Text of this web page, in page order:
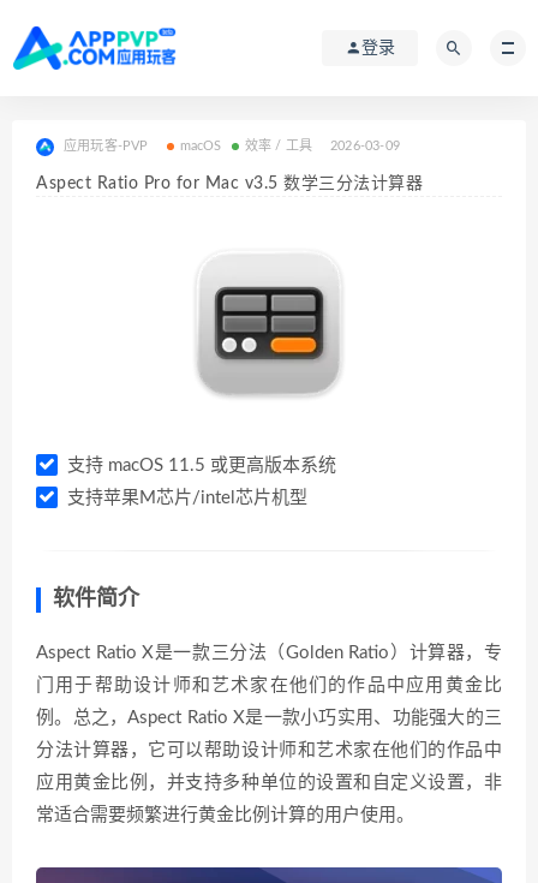
登录
应用玩客-PVP macOS 效率 / 工具 2026-03-09
Aspect Ratio Pro for Mac v3.5 数学三分法计算器
支持 macOS 11.5 或更高版本系统
支持苹果M芯片/intel芯片机型
软件简介
Aspect Ratio X是一款三分法（Golden Ratio）计算器，专
门用于帮助设计师和艺术家在他们的作品中应用黄金比
例。总之，Aspect Ratio X是一款小巧实用、功能强大的三
分法计算器，它可以帮助设计师和艺术家在他们的作品中
应用黄金比例，并支持多种单位的设置和自定义设置，非
常适合需要频繁进行黄金比例计算的用户使用。